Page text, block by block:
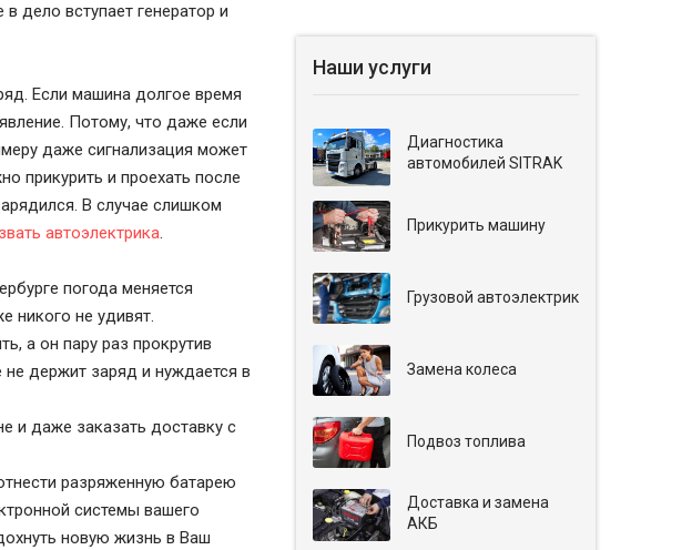
дело вступает генератор и
Если машина долгое время
Потому, что даже если
даже сигнализация может
прикурить и проехать после
В случае слишком
автоэлектрика.
погода меняется
никого не удивят.
а он пару раз прокрутив
не держит заряд и нуждается в
и даже заказать доставку с
разряженную батарею
системы вашего
новую жизнь в Ваш
Наши услуги
Диагностика
автомобилей SITRAK
Прикурить машину
Грузовой автоэлектрик
Замена колеса
Подвоз топлива
Доставка и замена
АКБ